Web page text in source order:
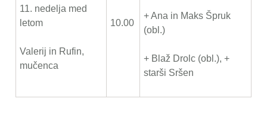
11. nedelja med
letom
Valerij in Rufin,
mučenca
10.00
+ Ana in Maks Špruk
(obl.)
+ Blaž Drolc (obl.), +
starši Sršen